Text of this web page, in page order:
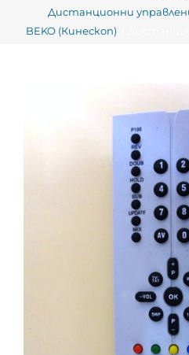
Дистанционни
BEKO (Кинескоп)